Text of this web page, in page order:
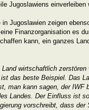
Jugoslawiens einverleiben
in Jugoslawien zeigen
Finanzorganisation es
kann, ein ganzes
Land wirtschaftlich
das beste Beispiel. Das
man kann sagen, der IWF
Landes. Der Einfluss ist
vorschreibt, dass